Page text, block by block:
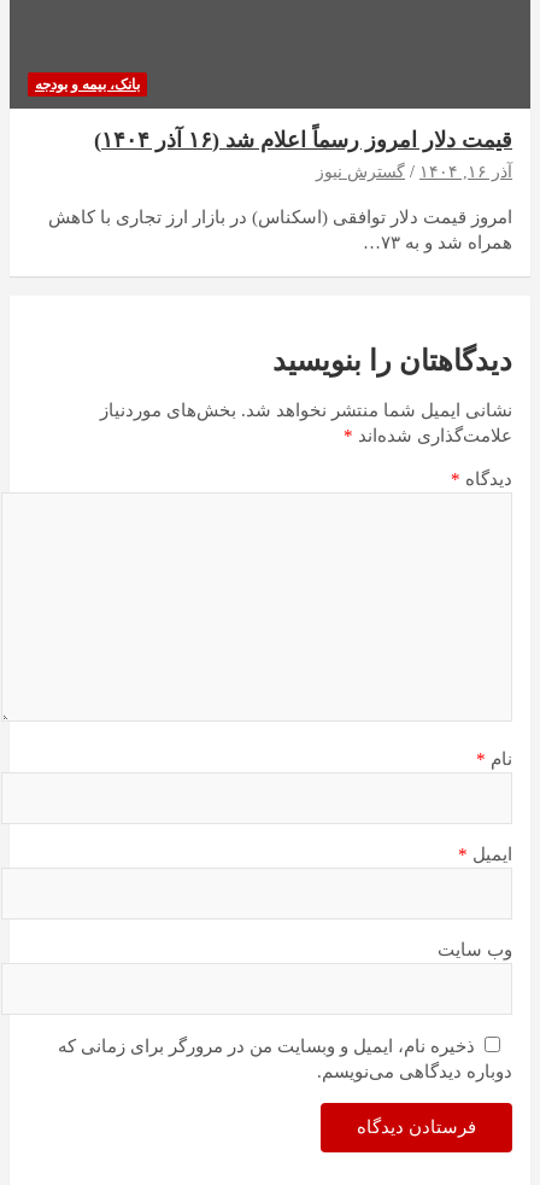
بانک، بیمه و بودجه
قیمت دلار امروز رسماً اعلام شد (۱۶ آذر ۱۴۰۴)
آذر ۱۶, ۱۴۰۴ گسترش نیوز
امروز قیمت دلار توافقی (اسکناس) در بازار ارز تجاری با کاهش
همراه شد و به ۷۳…
دیدگاهتان را بنویسید
نشانی ایمیل شما منتشر نخواهد شد. بخش‌های موردنیاز
علامت‌گذاری شده‌اند *
دیدگاه *
نام *
ایمیل *
وب‌ سایت
ذخیره نام، ایمیل و وبسایت من در مرورگر برای زمانی که
دوباره دیدگاهی می‌نویسم.